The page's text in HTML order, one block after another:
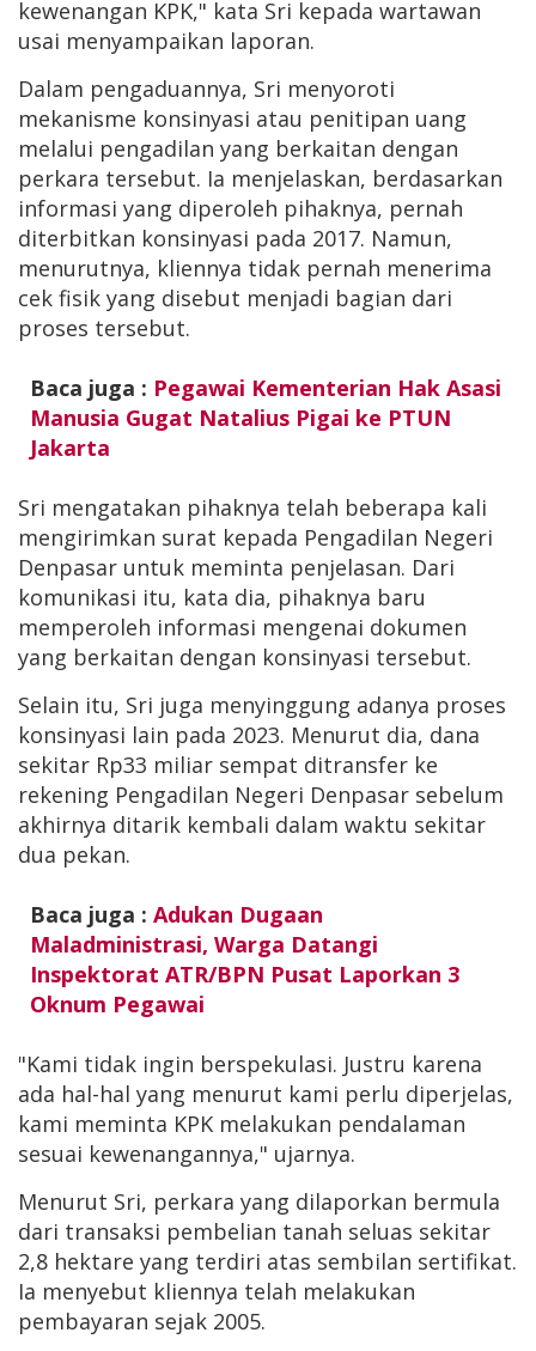
kewenangan KPK," kata Sri kepada wartawan
usai menyampaikan laporan.
Dalam pengaduannya, Sri menyoroti
mekanisme konsinyasi atau penitipan uang
melalui pengadilan yang berkaitan dengan
perkara tersebut. Ia menjelaskan, berdasarkan
informasi yang diperoleh pihaknya, pernah
diterbitkan konsinyasi pada 2017. Namun,
menurutnya, kliennya tidak pernah menerima
cek fisik yang disebut menjadi bagian dari
proses tersebut.
Baca juga : Pegawai Kementerian Hak Asasi
Manusia Gugat Natalius Pigai ke PTUN
Jakarta
Sri mengatakan pihaknya telah beberapa kali
mengirimkan surat kepada Pengadilan Negeri
Denpasar untuk meminta penjelasan. Dari
komunikasi itu, kata dia, pihaknya baru
memperoleh informasi mengenai dokumen
yang berkaitan dengan konsinyasi tersebut.
Selain itu, Sri juga menyinggung adanya proses
konsinyasi lain pada 2023. Menurut dia, dana
sekitar Rp33 miliar sempat ditransfer ke
rekening Pengadilan Negeri Denpasar sebelum
akhirnya ditarik kembali dalam waktu sekitar
dua pekan.
Baca juga : Adukan Dugaan
Maladministrasi, Warga Datangi
Inspektorat ATR/BPN Pusat Laporkan 3
Oknum Pegawai
"Kami tidak ingin berspekulasi. Justru karena
ada hal-hal yang menurut kami perlu diperjelas,
kami meminta KPK melakukan pendalaman
sesuai kewenangannya," ujarnya.
Menurut Sri, perkara yang dilaporkan bermula
dari transaksi pembelian tanah seluas sekitar
2,8 hektare yang terdiri atas sembilan sertifikat.
Ia menyebut kliennya telah melakukan
pembayaran sejak 2005.